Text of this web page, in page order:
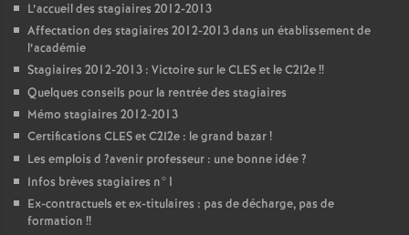
L’accueil des stagiaires 2012-2013
Affectation des stagiaires 2012-2013 dans un établissement de
l’académie
Stagiaires 2012-2013 : Victoire sur leCLESet le C2I2e!!
Quelques conseils pour la rentrée des stagiaires
Mémo stagiaires 2012-2013
Certifications CLESet C2I2e : le grand bazar!
Les emplois d ?avenir professeur : une bonne idée?
Infos brèves stagiaires n°1
Ex-contractuels et ex-titulaires : pas de décharge, pas de
formation !!